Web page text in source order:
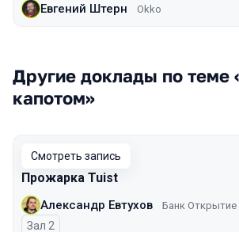
Евгений Штерн Okko
Другие доклады по теме
капотом»
Смотреть запись
Прожарка Tuist
Александр Евтухов Банк Открытие
Зал 2